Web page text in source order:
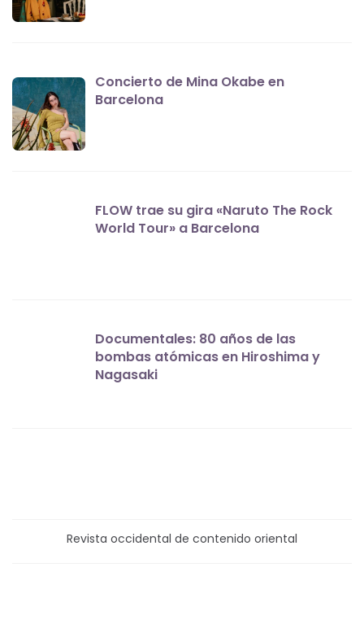
Concierto de Mina Okabe en
Barcelona
FLOW trae su gira «Naruto The Rock
World Tour» a Barcelona
Documentales: 80 años de las
bombas atómicas en Hiroshima y
Nagasaki
Revista occidental de contenido oriental